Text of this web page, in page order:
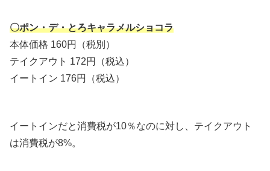
〇ポン・デ・とろキャラメルショコラ
本体価格 160円（税別）
テイクアウト 172円（税込）
イートイン 176円（税込）
イートインだと消費税が10％なのに対し、テイクアウト
は消費税が8%。